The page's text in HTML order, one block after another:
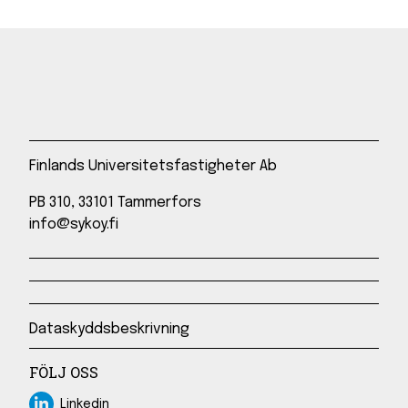
Finlands Universitetsfastigheter Ab
PB 310, 33101 Tammerfors
info@sykoy.fi
Dataskyddsbeskrivning
FÖLJ OSS
LinkedinLinkedin